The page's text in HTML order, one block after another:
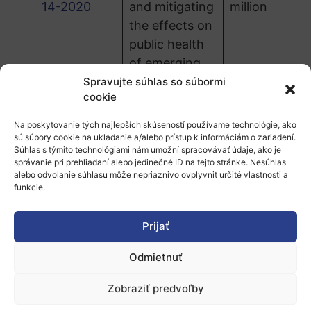
Spravujte súhlas so súbormi
cookie
Na poskytovanie tých najlepších skúseností používame technológie, ako
sú súbory cookie na ukladanie a/alebo prístup k informáciám o zariadení.
Súhlas s týmito technológiami nám umožní spracovávať údaje, ako je
správanie pri prehliadaní alebo jedinečné ID na tejto stránke. Nesúhlas
alebo odvolanie súhlasu môže nepriaznivo ovplyvniť určité vlastnosti a
funkcie.
Prijať
Odmietnuť
Zobraziť predvoľby
14-2020
and mitigating
the effects on
public health
of emerging
non-regulated
emissions
issues and
noise
million
MG-2-10-
2020
coordination
between
Member
States‘ actions
in the area of
million